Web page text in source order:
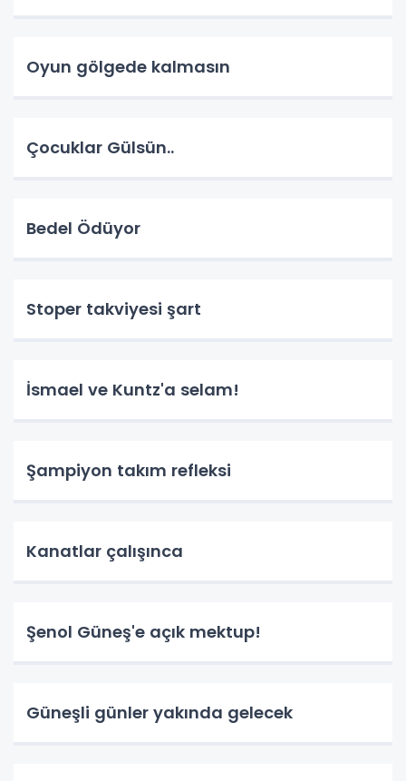
Oyun gölgede kalmasın
Çocuklar Gülsün..
Bedel Ödüyor
Stoper takviyesi şart
İsmael ve Kuntz'a selam!
Şampiyon takım refleksi
Kanatlar çalışınca
Şenol Güneş'e açık mektup!
Güneşli günler yakında gelecek